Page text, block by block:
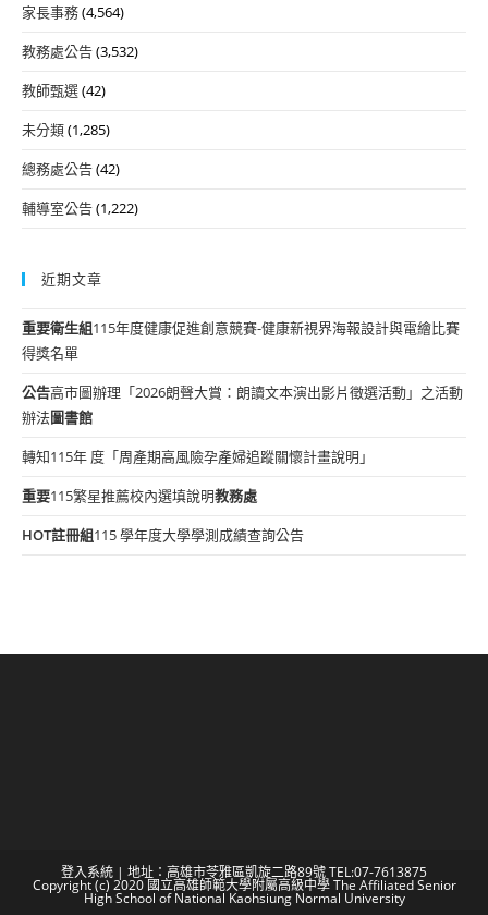
家長事務(4,564)
教務處公告(3,532)
教師甄選(42)
未分類(1,285)
總務處公告(42)
輔導室公告(1,222)
近期文章
重要衛生組115年度健康促進創意競賽-健康新視界海報設計與電繪比賽
得獎名單
公告高市圖辦理「2026朗聲大賞：朗讀文本演出影片徵選活動」之活動
辦法圖書館
轉知115年 度「周產期高風險孕產婦追蹤關懷計畫說明」
重要115繁星推薦校內選填說明教務處
HOT註冊組115 學年度大學學測成績查詢公告
登入系統 | 地址：高雄市苓雅區凱旋二路89號 TEL:07-7613875
Copyright (c) 2020 國立高雄師範大學附屬高級中學 The Affiliated Senior
High School of National Kaohsiung Normal University